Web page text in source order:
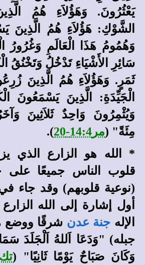
يَعْثُرُونَ. وَهَؤُلاَءِ هُمُ
الشَّوْكِ: هَؤُلاَءِ هُمُ الَّذِينَ
وَهُمُومُ هَذَا الْعَالَمِ وَغُرُورُ
سَائِرِ الأَشْيَاءِ تَدْخُلُ وَتَخْنُقُ
ثَمَرٍ. وَهَؤُلاَءِ هُمُ الَّذِينَ
الْجَيِّدَةِ: الَّذِينَ يَسْمَعُونَ
وَيُثْمِرُونَ وَاحِدٌ ثَلاَثِينَ
مِئَةً" (مر14:4-20
).
*
الله هو الزارع الذي
قلوب الناس جميعًا على
(نوعية قلوبهم) وقد جاء
أول إشارة إلى الله
الإله جنة عدن شرقًا ووضع
جبله) "وَدَعَا اَللهُ اَلْجَلَدَ
وَكَانَ صَبَاحٌ يَوْمًا ثَانِيًا" (تك8:2